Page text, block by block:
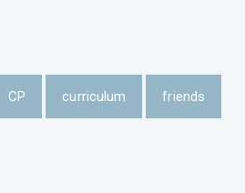
CP curriculum friends